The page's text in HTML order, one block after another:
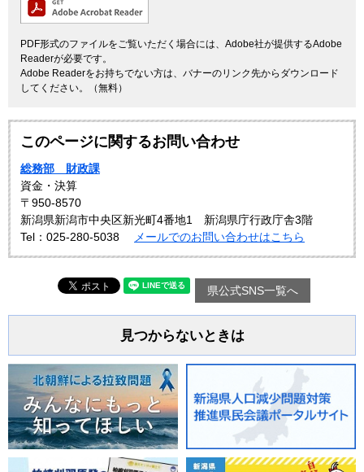
PDF形式のファイルをご覧いただく場合には、Adobe社が提供するAdobe
Readerが必要です。
Adobe Readerをお持ちでない方は、バナーのリンク先からダウンロード
してください。（無料）
このページに関するお問い合わせ
総務部 財政課
資金・決算
〒950-8570
新潟県新潟市中央区新光町4番地1 新潟県庁行政庁舎3階
Tel：025-280-5038
メールでのお問い合わせはこちら
県公式SNS一覧へ
見つからないときは